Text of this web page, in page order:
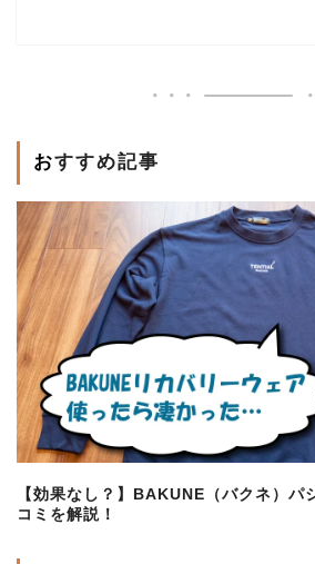
おすすめ記事
【効果なし？】BAKUNE（バクネ）パ
コミを解説！